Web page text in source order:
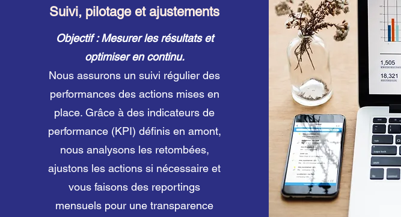
Suivi, pilotage et ajustements
Objectif : Mesurer les résultats et
optimiser en continu.
Nous assurons un suivi régulier des
performances des actions mises en
place. Grâce à des indicateurs de
performance (KPI) définis en amont,
nous analysons les retombées,
ajustons les actions si nécessaire et
vous faisons des reportings
mensuels pour une transparence